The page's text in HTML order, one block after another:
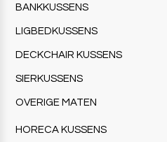
BANKKUSSENS
LIGBEDKUSSENS
DECKCHAIR KUSSENS
SIERKUSSENS
OVERIGE MATEN
HORECA KUSSENS